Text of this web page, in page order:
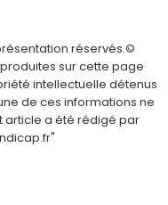
réservés.©
sur cette page
intellectuelle détenus
de ces informations ne
article a été rédigé par